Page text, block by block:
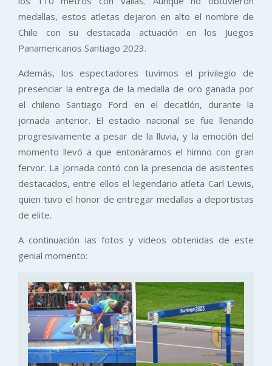
medallas, estos atletas dejaron en alto el nombre de
Chile con su destacada actuación en los Juegos
Panamericanos Santiago 2023.
Además, los espectadores tuvimos el privilegio de
presenciar la entrega de la medalla de oro ganada por
el chileno Santiago Ford en el decatlón, durante la
jornada anterior. El estadio nacional se fue llenando
progresivamente a pesar de la lluvia, y la emoción del
momento llevó a que entonáramos el himno con gran
fervor. La jornada contó con la presencia de asistentes
destacados, entre ellos el legendario atleta Carl Lewis,
quien tuvo el honor de entregar medallas a deportistas
de elite.
A continuación las fotos y videos obtenidas de este
genial momento: